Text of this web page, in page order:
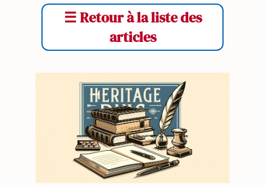
☰Retour à la liste des
articles